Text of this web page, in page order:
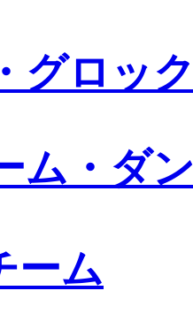
グロッ
ム・ダ
ーム